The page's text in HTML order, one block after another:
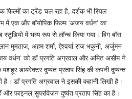
फिल्मों का ट्रेंड चल रहा है, दर्शक भी रियल
में एक और बॉयोपिक फिल्म ‘अजय वर्धन’ का
में भव्य रूप से लॉन्च किया गया। बिग बॉस
मुमताज, अहम शर्मा, ऐश्वर्या राज भकुनी, अर्जुमन
वर्धन’ को डॉ प्रगति अग्रवाल और अमित असीम ने
डायरेक्टर दुष्यंत प्रताप सिंह की कंपनी दुष्यन्त
है। डॉ प्रगति अग्रवाल ने इसकी कहानी लिखी है।
और फाइनल सुपरविज़न दुष्यंत प्रताप सिंह का है।